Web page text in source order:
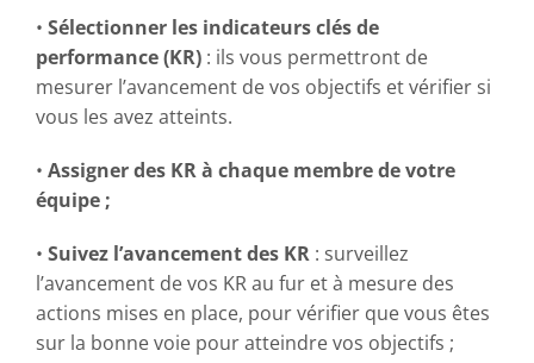
• Sélectionner les indicateurs clés de
performance (KR): ils vous permettront de
mesurer l’avancement de vos objectifs et vérifier si
vous les avez atteints.
• Assigner des KR à chaque membre de votre
équipe ;
• Suivez l’avancement des KR : surveillez
l’avancement de vos KR au fur et à mesure des
actions mises en place, pour vérifier que vous êtes
sur la bonne voie pour atteindre vos objectifs ;